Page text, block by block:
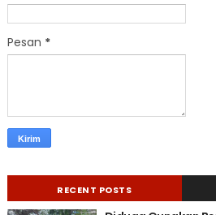
Pesan *
RECENT POSTS